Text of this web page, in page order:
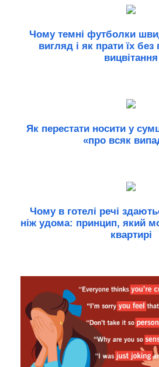
Чому темні футболки
вигляд і як прати їх без
вицвітання
Як перестати носити у
«про всяк
Чому в готелі речі
ніж удома: принцип, який
квартирі